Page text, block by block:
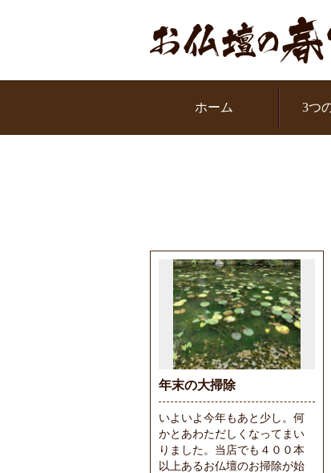
ホーム 3つ
年末の大掃除
いよいよ今年もあと少し。何
かとあわただしくなってまい
りました。当店でも４００本
以上あるお仏壇のお掃除が始